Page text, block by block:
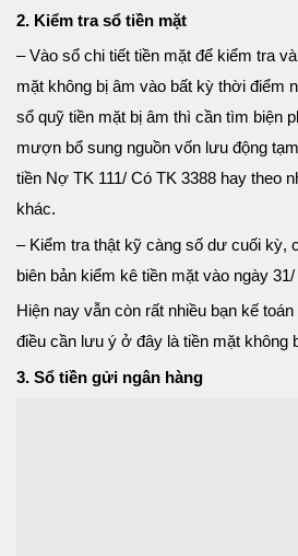
2. Kiểm tra sổ tiền mặt
– Vào sổ chi tiết tiền mặt để kiểm tra
mặt không bị âm vào bất kỳ thời điểm
sổ quỹ tiền mặt bị âm thì cần tìm biện
mượn bổ sung nguồn vốn lưu động
tiền Nợ TK 111/ Có TK 3388 hay theo
khác.
– Kiểm tra thật kỹ càng số dư cuối kỳ,
biên bản kiểm kê tiền mặt vào ngày 31/
Hiện nay vẫn còn rất nhiều bạn kế
điều cần lưu ý ở đây là tiền mặt không
3. Sổ tiền gửi ngân hàng